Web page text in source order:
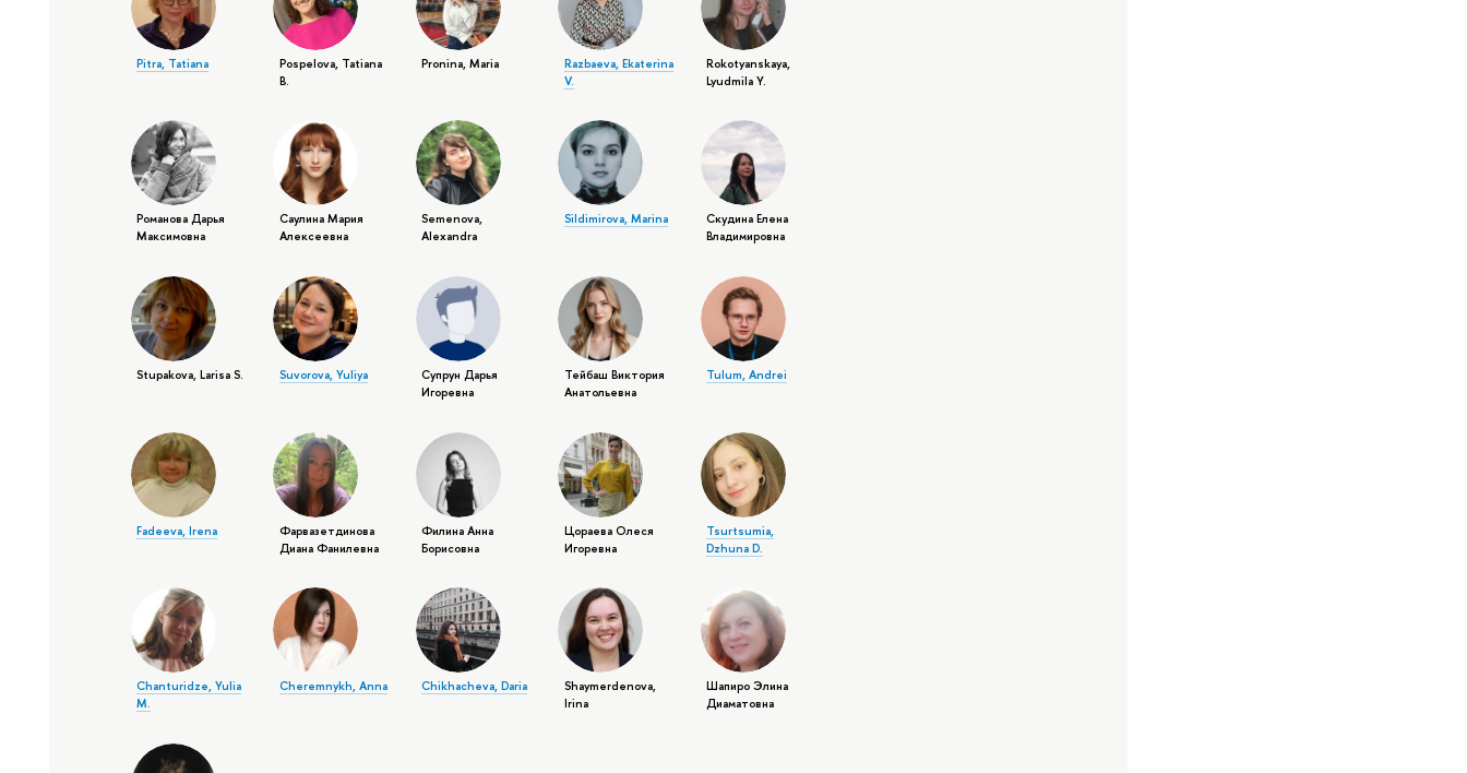
Pitra, Tatiana
Pospelova, Tatiana
B.
Pronina, Maria
Razbaeva, Ekaterina
V.
Rokotyanskaya,
Lyudmila Y.
Романова Дарья
Максимовна
Саулина Мария
Алексеевна
Semenova,
Alexandra
Sildimirova, Marina
Скудина Елена
Владимировна
Stupakova, Larisa S. Suvorova, Yuliya
Супрун Дарья
Игоревна
Тейбаш Виктория
Анатольевна
Tulum, Andrei
Fadeeva, Irena
Фарвазетдинова
Диана Фанилевна
Филина Анна
Борисовна
Цораева Олеся
Игоревна
Tsurtsumia,
Dzhuna D.
Chanturidze, Yulia
M.
Cheremnykh, Anna Chikhacheva, Daria
Shaymerdenova,
Irina
Шапиро Элина
Диаматовна